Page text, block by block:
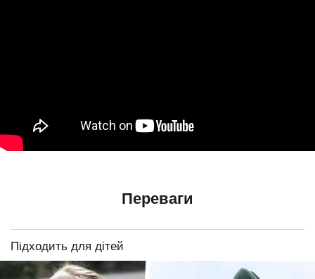
Переваги
Підходить для дітей